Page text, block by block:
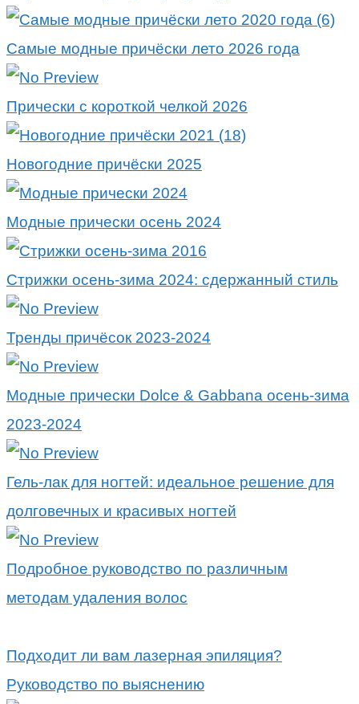
Самые модные причёски лето 2026 года
Прически с короткой челкой 2026
Новогодние причёски 2025
Модные прически осень 2024
Стрижки осень-зима 2024: сдержанный стиль
Тренды причёсок 2023-2024
Модные прически Dolce & Gabbana осень-зима
2023-2024
Гель-лак для ногтей: идеальное решение для
долговечных и красивых ногтей
Подробное руководство по различным
методам удаления волос
Подходит ли вам лазерная эпиляция?
Руководство по выяснению